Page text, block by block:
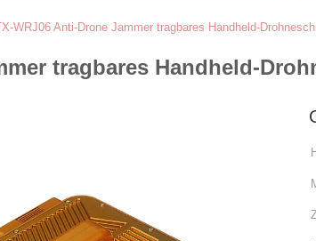
WRJ06 Anti-Drone Jammer tragbares Handheld-
tragbares Handheld-